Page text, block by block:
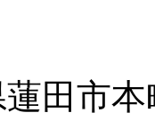
田市